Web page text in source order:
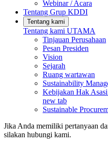
Webinar / Acara
Tentang Grup KDDI
Tentang kami
Tentang kami UTAMA
Tinjauan Perusahaan
Pesan Presiden
Vision
Sejarah
Ruang wartawan
Sustainability
Kebijakan Hak
new tab
Sustainable
Jika Anda memiliki pertanyaan
silakan hubungi kami.